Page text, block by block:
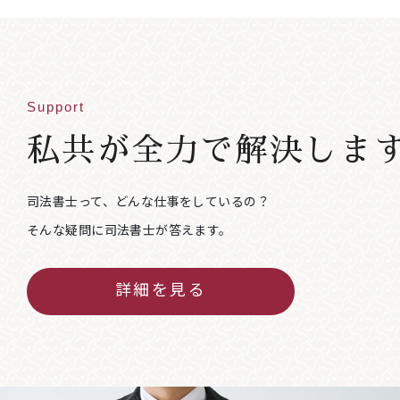
Support
私共が全力で解決しま
司法書士って、どんな仕事をしているの？
そんな疑問に司法書士が答えます。
詳細を見る